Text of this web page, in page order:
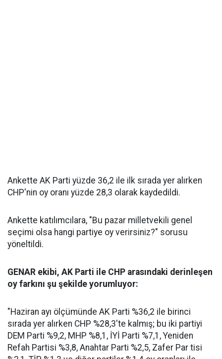
Ankette AK Parti yüzde 36,2 ile ilk sırada yer alırken
CHP'nin oy oranı yüzde 28,3 olarak kaydedildi.
Ankette katılımcılara, "Bu pazar milletvekili genel
seçimi olsa hangi partiye oy verirsiniz?" sorusu
yöneltildi.
GENAR ekibi, AK Parti ile CHP arasındaki derinleşen
oy farkını şu şekilde yorumluyor:
"Haziran ayı ölçümünde AK Parti %36,2 ile birinci
sırada yer alırken CHP %28,3'te kalmış; bu iki partiyi
DEM Parti %9,2, MHP %8,1, İYİ Parti %7,1, Yeniden
Refah Partisi %3,8, Anahtar Parti %2,5, Zafer Par tisi